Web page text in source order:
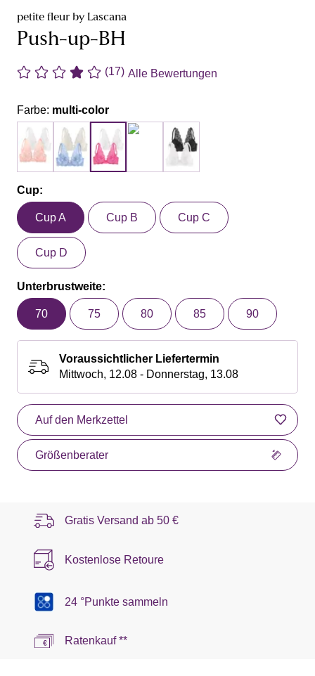
petite fleur by Lascana
Push-up-BH
(17) Alle Bewertungen
Farbe: multi-color
Cup:
Cup A Cup B Cup C
Cup D
Unterbrustweite:
70 75 80 85 90
Voraussichtlicher Liefertermin
Mittwoch, 12.08 - Donnerstag, 13.08
Auf den Merkzettel
Größenberater
Gratis Versand ab 50 €
Kostenlose Retoure
24 °Punkte sammeln
Ratenkauf **